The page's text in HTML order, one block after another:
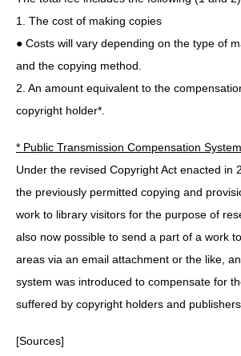
1. The cost of making copies
● Costs will vary depending on the type of
and the copying method.
2. An amount equivalent to the
copyright holder*.
* Public Transmission Compensation
Under the revised Copyright Act enacted in
the previously permitted copying and
work to library visitors for the purpose of
also now possible to send a part of a work
areas via an email attachment or the like,
system was introduced to compensate for
suffered by copyright holders and
[Sources]